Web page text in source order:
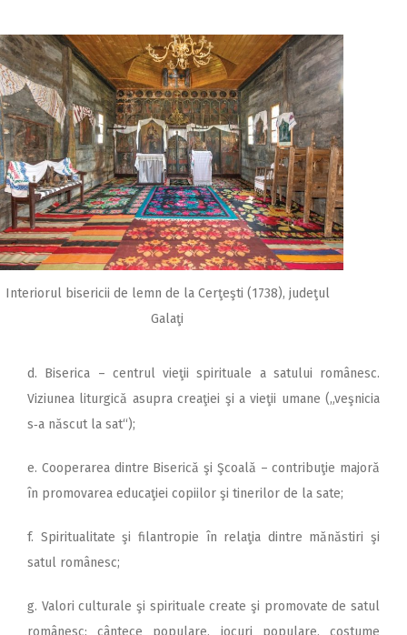
Interiorul bisericii de lemn de la Cerţeşti (1738), judeţul
Galaţi
d. Biserica – centrul vieţii spirituale a satului românesc.
Viziunea liturgică asupra creaţiei şi a vieţii umane („veşnicia
s‑a născut la sat“);
e. Cooperarea dintre Biserică şi Şcoală – contribuţie majoră
în promovarea educaţiei copiilor şi tinerilor de la sate;
f. Spiritualitate şi filantropie în relaţia dintre mănăstiri şi
satul românesc;
g. Valori culturale şi spirituale create şi promovate de satul
românesc: cântece populare, jocuri populare, costume